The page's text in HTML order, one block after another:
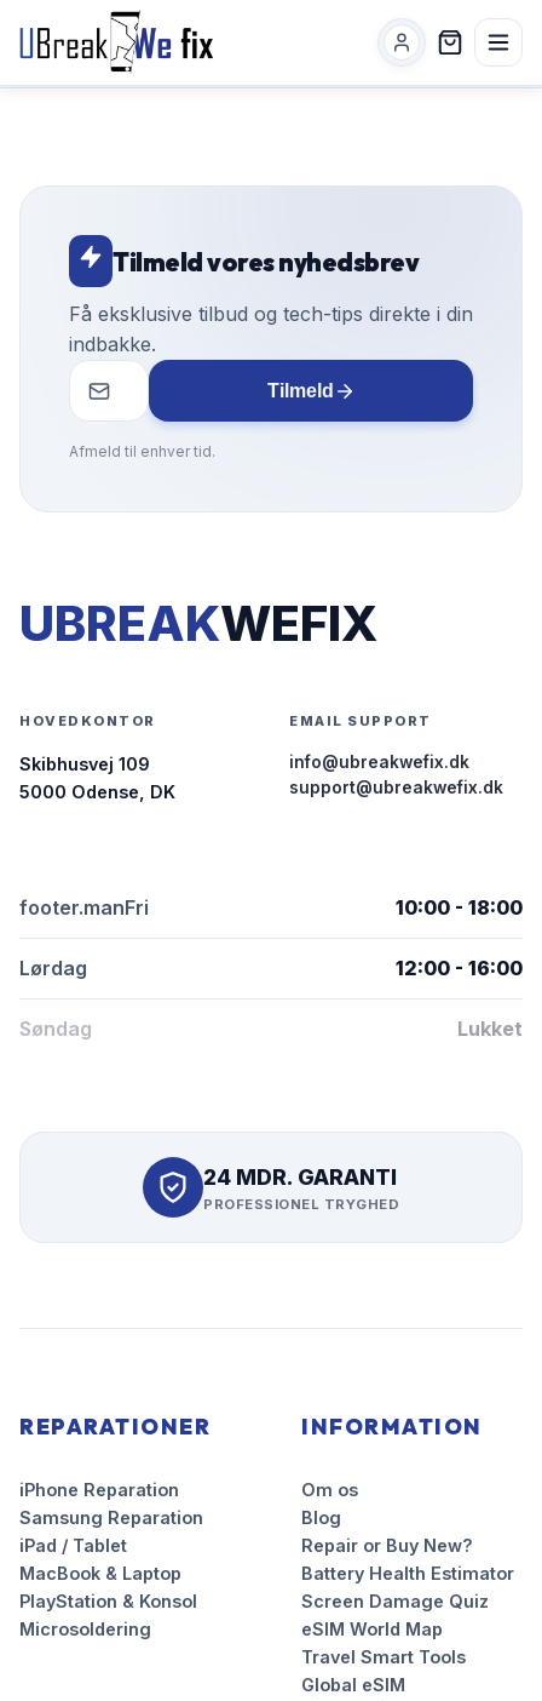
Tilmeld vores nyhedsbrev
Få eksklusive tilbud og tech-tips direkte i din
indbakke.
Tilmeld
Afmeld til enhver tid.
UBREAKWEFIX
HOVEDKONTOR
Skibhusvej 109
5000 Odense, DK
EMAIL SUPPORT
info@ubreakwefix.dk
support@ubreakwefix.dk
footer.manFri 10:00 - 18:00
Lørdag 12:00 - 16:00
Søndag Lukket
24 MDR. GARANTI
PROFESSIONEL TRYGHED
REPARATIONER
iPhone Reparation
Samsung Reparation
iPad / Tablet
MacBook & Laptop
PlayStation & Konsol
Microsoldering
INFORMATION
Om os
Blog
Repair or Buy New?
Battery Health Estimator
Screen Damage Quiz
eSIM World Map
Travel Smart Tools
Global eSIM